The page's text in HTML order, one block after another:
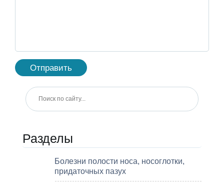
Разделы
Болезни полости носа, носоглотки,
придаточных пазух